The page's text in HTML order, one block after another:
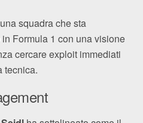
squadra che sta
Formula 1 con una visione
cercare exploit immediati
tecnica.